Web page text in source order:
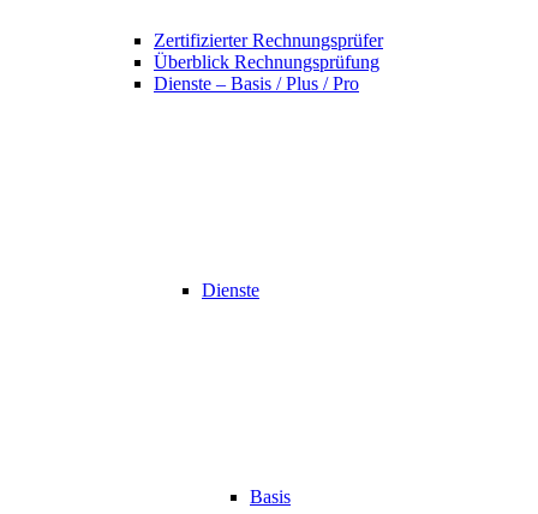
Zertifizierter Rechnungsprüfer
Überblick Rechnungsprüfung
Dienste – Basis / Plus / Pro
Dienste
Basis